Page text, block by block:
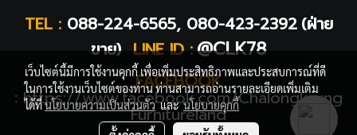
TEL : 088-224-6565, 080-423-2392 (ฝ่าย
ขาย) LINE ID : @CLK78
FACEBOOK
: https://www.facebook.com/Chalongkrung
Furnitureland
เว็บไซต์นี้มีการใช้งานคุกกี้ เพื่อเพิ่มประสิทธิภาพและประสบการณ์ที่ดี
ในการใช้งานเว็บไซต์ของท่าน ท่านสามารถอ่านรายละเอียดเพิ่มเติม
ได้ที่นโยบายความเป็นส่วนตัวและนโยบายคุกกี้